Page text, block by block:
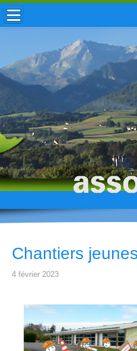
ACCUEIL / INFOS
MUNICIPALITÉ
VIE LOCALE
ENFANCE
TOURISME
HISTOIRE
Chantiers
4 février 2023